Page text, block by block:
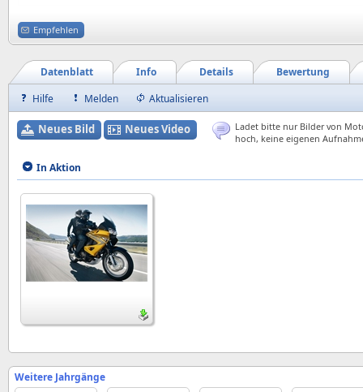
Empfehlen
Bewertung
Details
Info
Datenblatt
Hilfe
Melden Aktualisieren
Neues Bild Neues Video
Ladet bitte nur Bilder von
hoch, keine eigenen
In Aktion
Weitere Jahrgänge